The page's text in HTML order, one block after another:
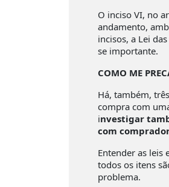
O inciso VI, no
andamento,
incisos, a Lei
se importante.
COMO ME
Há, também,
compra com
investigar
com
Entender as leis
todos os itens
problema.